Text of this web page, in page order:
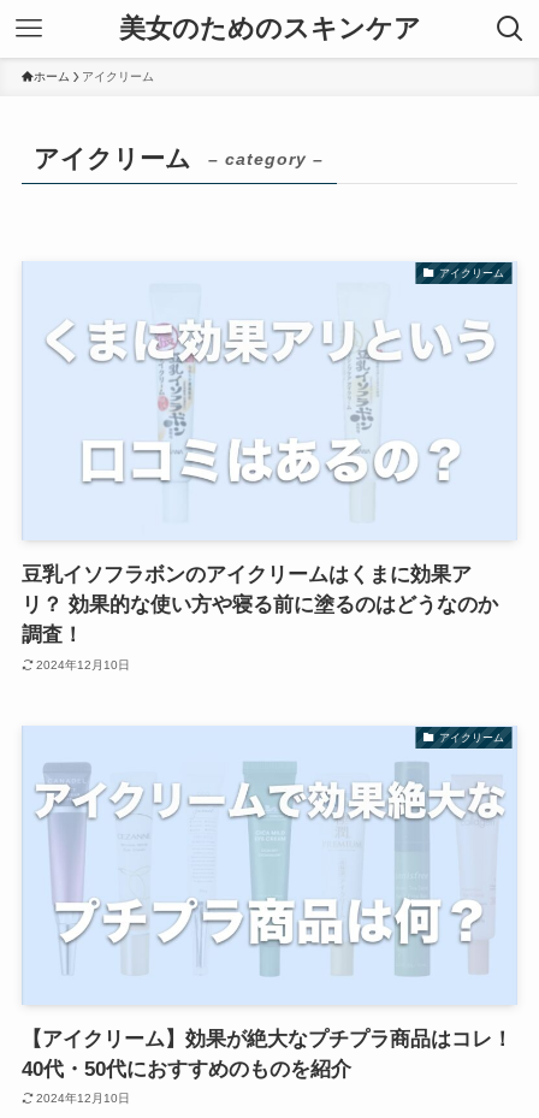
美女のためのスキンケア
ホーム アイクリーム
アイクリーム – category –
アイクリーム
豆乳イソフラボンのアイクリームはくまに効果ア
リ？ 効果的な使い方や寝る前に塗るのはどうなのか
調査！
2024年12月10日
アイクリーム
【アイクリーム】効果が絶大なプチプラ商品はコレ！
40代・50代におすすめのものを紹介
2024年12月10日